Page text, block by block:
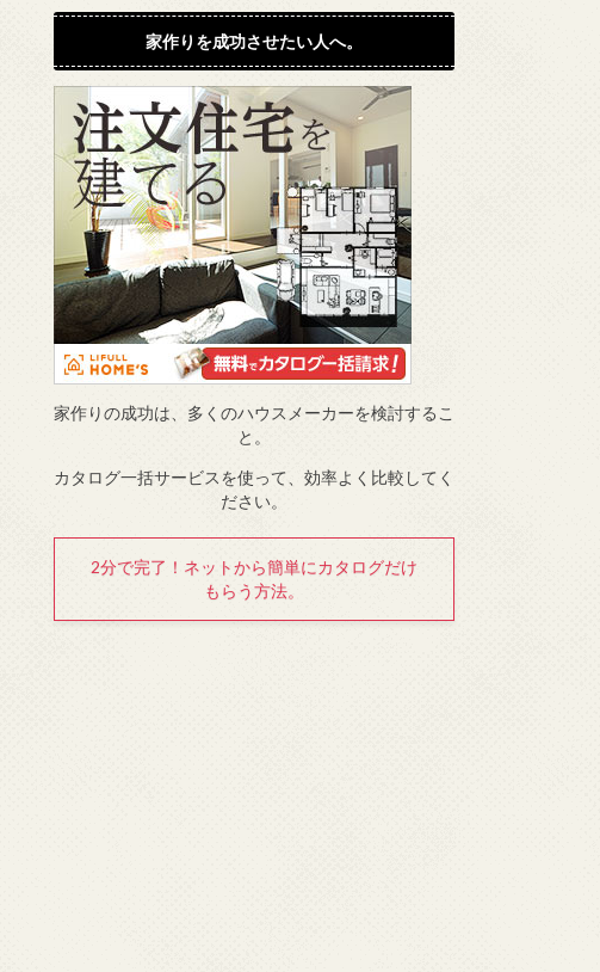
家作りを成功させたい人へ。
家作りの成功は、多くのハウスメーカーを検討するこ
と。
カタログ一括サービスを使って、効率よく比較してく
ださい。
2分で完了！ネットから簡単にカタログだけ
もらう方法。